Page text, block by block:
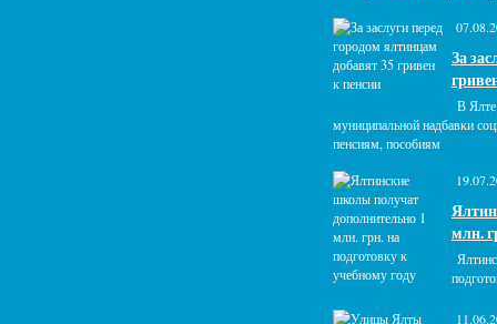
За
В Ялте
муниципальной надбавки
пенсиям, пособиям
млн.